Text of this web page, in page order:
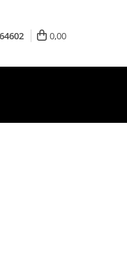
0,00